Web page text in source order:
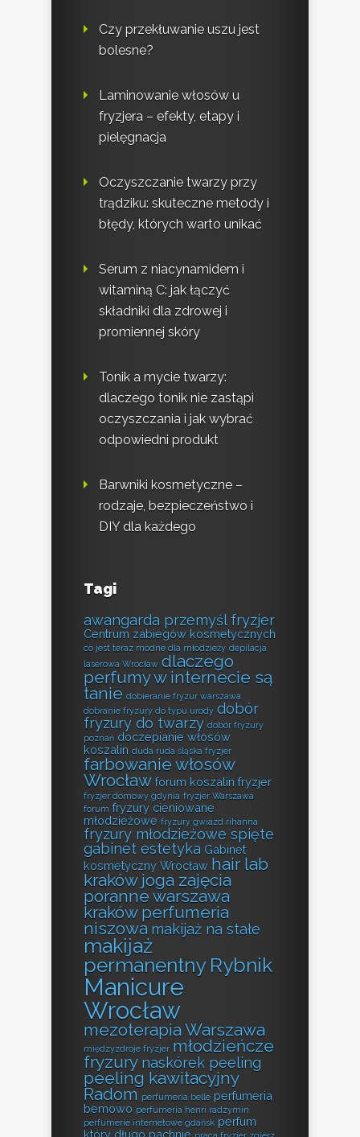
Czy przekłuwanie uszu jest
bolesne?
Laminowanie włosów u
fryzjera – efekty, etapy i
pielęgnacja
Oczyszczanie twarzy przy
trądziku: skuteczne metody i
błędy, których warto unikać
Serum z niacynamidem i
witaminą C: jak łączyć
składniki dla zdrowej i
promiennej skóry
Tonik a mycie twarzy:
dlaczego tonik nie zastąpi
oczyszczania i jak wybrać
odpowiedni produkt
Barwniki kosmetyczne –
rodzaje, bezpieczeństwo i
DIY dla każdego
Tagi
awangarda przemyśl fryzjer
Centrum zabiegów kosmetycznych
co jest teraz modne dla młodzieży depilacja
laserowa Wrocław dlaczego
perfumy w internecie są
tanie dobieranie fryzur warszawa
dobranie fryzury do typu urody dobór
fryzury do twarzy dobór fryzury
poznań doczepianie włosów
koszalin duda ruda śląska fryzjer
farbowanie włosów
Wrocław forum koszalin fryzjer
fryzjer domowy gdynia fryzjer Warszawa
forum fryzury cieniowane
młodzieżowe fryzury gwiazd rihanna
fryzury młodzieżowe spięte
gabinet estetyka Gabinet
kosmetyczny Wrocław hair lab
kraków joga zajęcia
poranne warszawa
kraków perfumeria
niszowa makijaż na stałe
makijaż
permanentny Rybnik
Manicure
Wrocław
mezoterapia Warszawa
międzyzdroje fryzjer młodzieńcze
fryzury naskórek peeling
peeling kawitacyjny
Radom perfumeria belle perfumeria
bemowo perfumeria henri radzymin
perfumerie internetowe gdańsk perfum
który długo pachnie praca fryzjer zgierz